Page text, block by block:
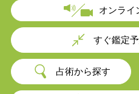
オンライ
すぐ鑑定
占術から探す